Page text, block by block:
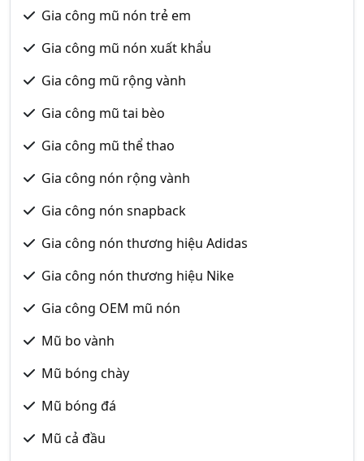
Gia công mũ nón trẻ em
Gia công mũ nón xuất khẩu
Gia công mũ rộng vành
Gia công mũ tai bèo
Gia công mũ thể thao
Gia công nón rộng vành
Gia công nón snapback
Gia công nón thương hiệu Adidas
Gia công nón thương hiệu Nike
Gia công OEM mũ nón
Mũ bo vành
Mũ bóng chày
Mũ bóng đá
Mũ cả đầu